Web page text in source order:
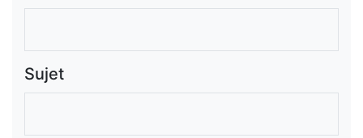
Sujet